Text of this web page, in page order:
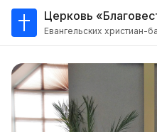
Церковь
Евангельских христиан-
О
нас
Кто такие баптисты?